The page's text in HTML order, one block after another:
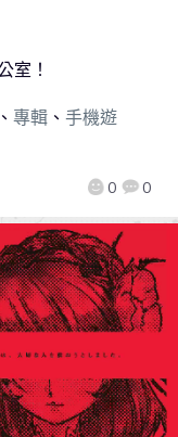
0 0
室！
、 專輯、 手機遊